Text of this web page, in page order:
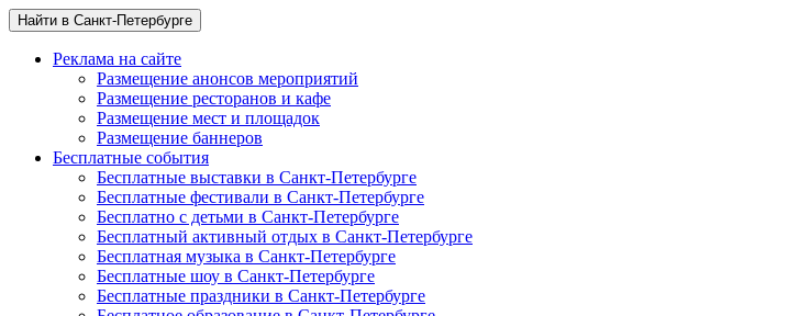
Найти в Санкт-Петербурге
Реклама на сайте
Размещение анонсов мероприятий
Размещение ресторанов и кафе
Размещение мест и площадок
Размещение баннеров
Бесплатные события
Бесплатные выставки в Санкт-Петербурге
Бесплатные фестивали в Санкт-Петербурге
Бесплатно с детьми в Санкт-Петербурге
Бесплатный активный отдых в Санкт-Петербурге
Бесплатная музыка в Санкт-Петербурге
Бесплатные шоу в Санкт-Петербурге
Бесплатные праздники в Санкт-Петербурге